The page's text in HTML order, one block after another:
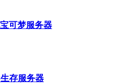
可梦服务器
存服务器